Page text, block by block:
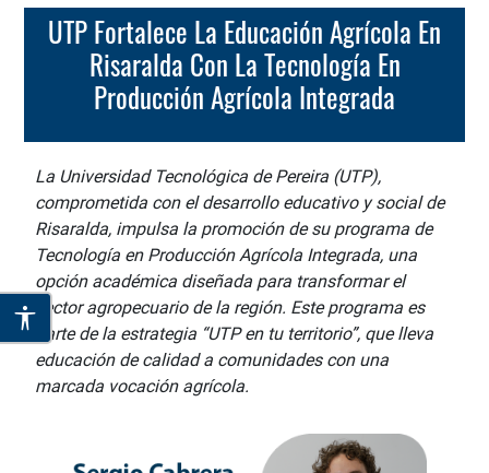
UTP Fortalece La Educación Agrícola En
Risaralda Con La Tecnología En
Producción Agrícola Integrada
La Universidad Tecnológica de Pereira (UTP),
comprometida con el desarrollo educativo y social de
Risaralda, impulsa la promoción de su programa de
Tecnología en Producción Agrícola Integrada, una
opción académica diseñada para transformar el
sector agropecuario de la región. Este programa es
parte de la estrategia “UTP en tu territorio”, que lleva
educación de calidad a comunidades con una
marcada vocación agrícola.